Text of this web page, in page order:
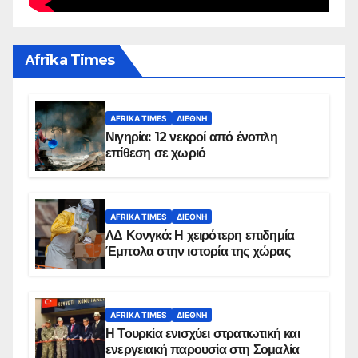
Αfrika Times
AFRIKA TIMES ΔΙΕΘΝΉ
Νιγηρία: 12 νεκροί από ένοπλη
επίθεση σε χωριό
AFRIKA TIMES ΔΙΕΘΝΉ
ΛΔ Κονγκό: Η χειρότερη επιδημία
Έμπολα στην ιστορία της χώρας
AFRIKA TIMES ΔΙΕΘΝΉ
Η Τουρκία ενισχύει στρατιωτική και
ενεργειακή παρουσία στη Σομαλία